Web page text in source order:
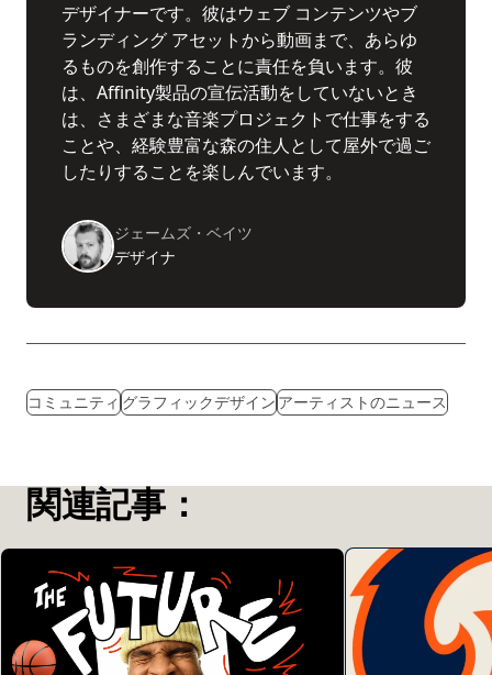
デザイナーです。彼はウェブ コンテンツやブ
ランディング アセットから動画まで、あらゆ
るものを創作することに責任を負います。彼
は、Affinity製品の宣伝活動をしていないとき
は、さまざまな音楽プロジェクトで仕事をする
ことや、経験豊富な森の住人として屋外で過ご
したりすることを楽しんでいます。
ジェームズ・ベイツ
デザイナ
コミュニティグラフィックデザインアーティストのニュース
関連記事：